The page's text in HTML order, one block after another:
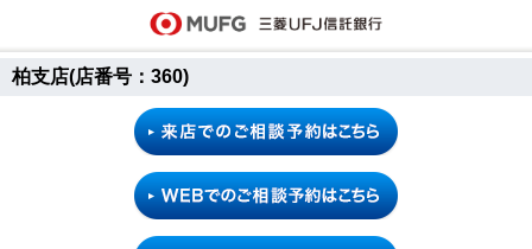
柏支店(店番号：360)